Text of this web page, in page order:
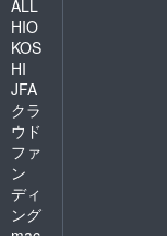
ALL
HIO
KOS
HI
JFA
クラ
ウド
ファ
ン
ディ
ング